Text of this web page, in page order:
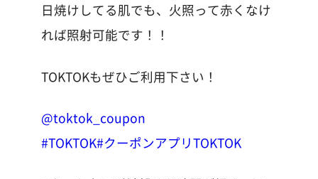
日焼けしてる肌でも、火照って赤くなけ
れば照射可能です！！
TOKTOKもぜひご利用下さい！
@toktok_coupon
#TOKTOK#クーポンアプリTOKTOK